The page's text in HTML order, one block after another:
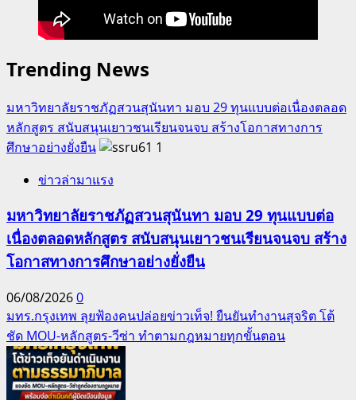
Trending News
มหาวิทยาลัยราชภัฏสวนสุนันทา มอบ 29 ทุนแบบต่อเนื่องตลอด
หลักสูตร สนับสนุนเยาวชนเรียนจนจบ สร้างโอกาสทางการ
ศึกษาอย่างยั่งยืน
1
ข่าวล่ามาแรง
มหาวิทยาลัยราชภัฏสวนสุนันทา มอบ 29 ทุนแบบต่อ
เนื่องตลอดหลักสูตร สนับสนุนเยาวชนเรียนจนจบ สร้าง
โอกาสทางการศึกษาอย่างยั่งยืน
06/08/20260
มทร.กรุงเทพ ลุยฟ้องคนปล่อยข่าวเท็จ! ยืนยันทำงานสุจริต โต้
ชัด MOU-หลักสูตร-วีซ่า ทำตามกฎหมายทุกขั้นตอน